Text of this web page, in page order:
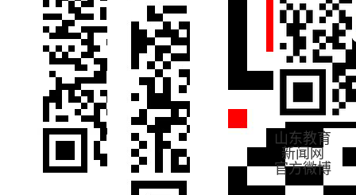
山东教育
新闻网
官方微博